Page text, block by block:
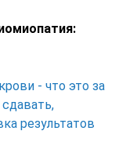
- что это за
сдавать,
результатов